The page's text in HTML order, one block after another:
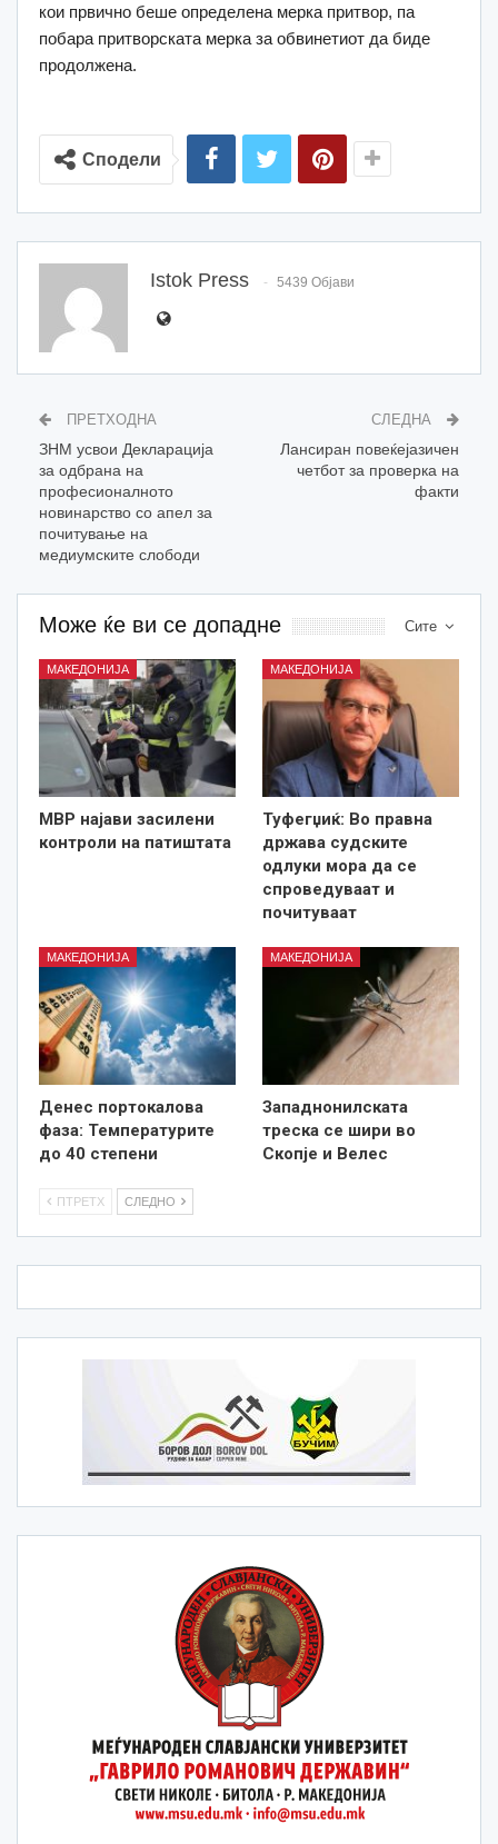
кои првично беше определена мерка притвор, па
побара притворската мерка за обвинетиот да биде
продолжена.
Сподели
Istok Press 5439 Објави
ПРЕТХОДНА
ЗНМ усвои Декларација
за одбрана на
професионалното
новинарство со апел за
почитување на
медиумските слободи
СЛЕДНА
Лансиран повеќејазичен
четбот за проверка на
факти
Сите
Може ќе ви се допадне
МАКЕДОНИЈА
МВР најави засилени
контроли на патиштата
МАКЕДОНИЈА
Туфегџиќ: Во правна
држава судските
одлуки мора да се
спроведуваат и
почитуваат
МАКЕДОНИЈА
Денес портокалова
фаза: Температурите
до 40 степени
МАКЕДОНИЈА
Западнонилската
треска се шири во
Скопје и Велес
ПТРЕТХ СЛЕДНО